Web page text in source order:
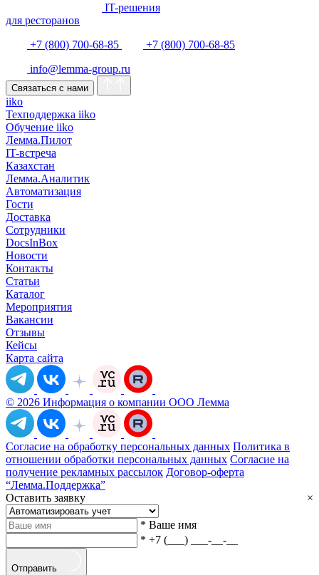
IT-решения
для ресторанов
+7 (800) 700-68-85
+7 (800) 700-68-85
info@lemma-group.ru
Связаться с нами
iiko
Техподдержка iiko
Обучение iiko
Лемма.Пилот
IT-встреча
Казахстан
Лемма.Аналитик
Автоматизация
Гости
Доставка
Сотрудники
DocsInBox
Новости
Контакты
Статьи
Каталог
Мероприятия
Вакансии
Отзывы
Кейсы
Карта сайта
© 2026 Информация о компании ООО Лемма
Согласие на обработку персональных данных Политика в
отношении обработки персональных данных Согласие на
получение рекламных рассылок Договор-оферта
“Лемма.Поддержка”
Оставить заявку
×
* Ваше имя
* +7 (___) ___-__-__
Отправить